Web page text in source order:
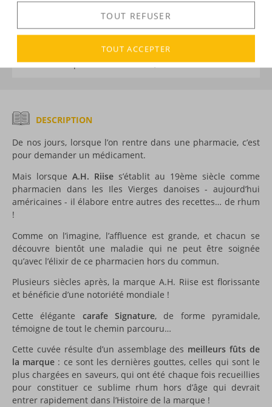
Voir tous les produits :A.H.Riise,Old St. Croix
DESCRIPTION
De nos jours, lorsque l’on rentre dans une pharmacie, c’est
pour demander un médicament.
Mais lorsque A.H. Riise s’établit au 19ème siècle comme
pharmacien dans les Iles Vierges danoises - aujourd’hui
américaines - il élabore entre autres des recettes… de rhum
!
Comme on l’imagine, l’affluence est grande, et chacun se
découvre bientôt une maladie qui ne peut être soignée
qu’avec l’élixir de ce pharmacien hors du commun.
Plusieurs siècles après, la marque A.H. Riise est florissante
et bénéficie d’une notoriété mondiale !
Cette élégante carafe Signature, de forme pyramidale,
témoigne de tout le chemin parcouru…
Cette cuvée résulte d’un assemblage des meilleurs fûts de
la marque : ce sont les dernières gouttes, celles qui sont le
plus chargées en saveurs, qui ont été chaque fois recueillies
pour constituer ce sublime rhum hors d’âge qui devrait
entrer rapidement dans l’Histoire de la marque !
TOUT REFUSER
TOUT ACCEPTER